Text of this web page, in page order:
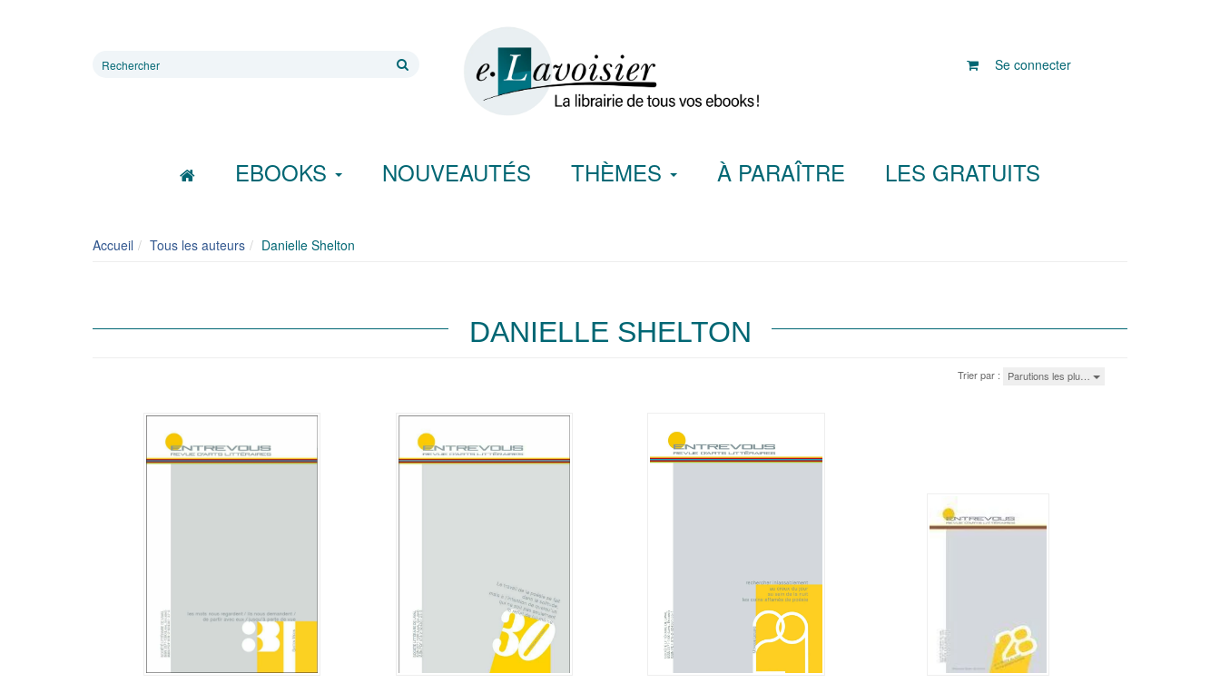
Rechercher
Se connecter
EBOOKS NOUVEAUTÉS THÈMES À PARAÎTRE LES GRATUITS
Accueil Tous les auteurs Danielle Shelton
DANIELLE SHELTON
Trier par : Parutions les plu…